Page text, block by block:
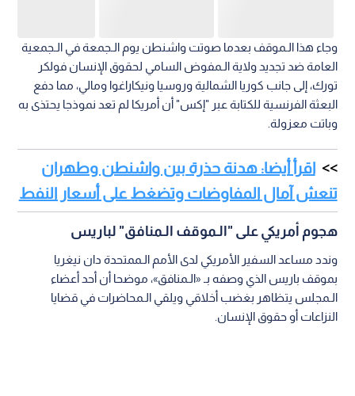
وجاء هذا الـموقف بعدما صوتت واشنطن يوم الـجمعة في الـجمعية
العامة ضد تجديد ولاية الـمفوض السامي لحقوق الإنسان فولكر
تورك، إلى جانب كوريا الشمالية وروسيا ونيكاراغوا ومالي، مما دفع
البعثة الفرنسية للكتابة عبر "إكس" أن أمريكا لم تعد نموذجا يحتذى به
وباتت معزولة.
اقرأ أيضا: هدنة حذرة بين واشنطن وطهران
تنعش آمال المفاوضات وتضغط على أسعار النفط
هجوم أمريكي على "الـموقف الـمنافق" لباريس
وندد مساعد السفير الأمريكي لدى الأمم الـممتحدة دان نيغريا
بموقف باريس الذي وصفه بـ «الـمنافق»، موضحا أن أحد أعضاء
الـمجلس يتظاهر بغضب أخلاقي ويلقي الـمحاضرات في قضايا
النزاعات أو حقوق الإنسان.